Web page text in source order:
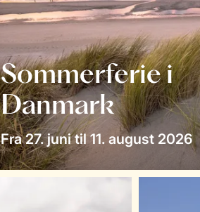
Sommerferie i
Danmark
Fra 27. juni til 11. august 2026